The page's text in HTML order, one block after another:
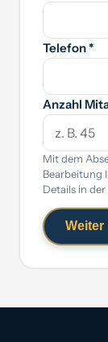
Telefon *
Anzahl
Mit dem
Bearbeitung
Details in der